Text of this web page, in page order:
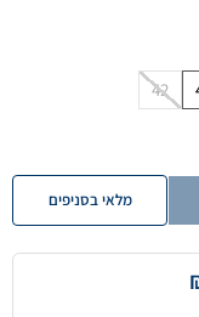
42
מלאי בסניפים